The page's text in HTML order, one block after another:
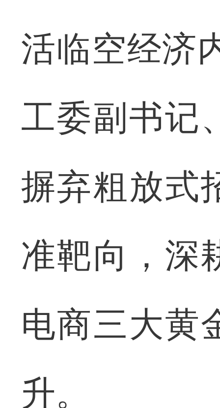
活临空经济
工委副书记
摒弃粗放式
准靶向，深
电商三大黄
升。